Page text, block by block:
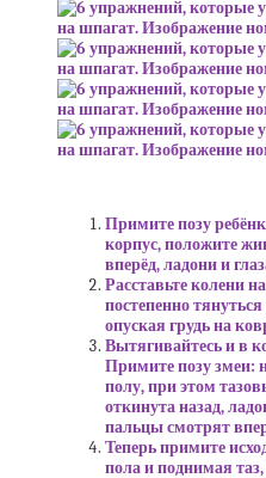
Примите позу
корпус, положите
вперёд, ладони и
Расставьте колени
постепенно
опуская грудь на
Вытягивайтесь и в
Примите позу змеи:
полу, при этом
откинута назад,
пальцы смотрят
Теперь примите
пола и поднимая